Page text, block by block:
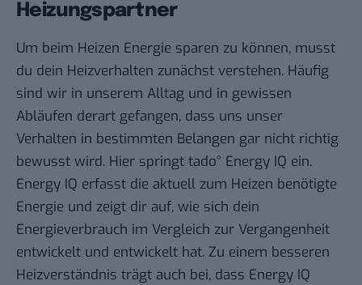
Heizungspartner
Um beim Heizen Energie sparen zu können, musst
du dein Heizverhalten zunächst verstehen. Häufig
sind wir in unserem Alltag und in gewissen
Abläufen derart gefangen, dass uns unser
Verhalten in bestimmten Belangen gar nicht richtig
bewusst wird. Hier springt tado° Energy IQ ein.
Energy IQ erfasst die aktuell zum Heizen benötigte
Energie und zeigt dir auf, wie sich dein
Energieverbrauch im Vergleich zur Vergangenheit
entwickelt und entwickelt hat. Zu einem besseren
Heizverständnis trägt auch bei, dass Energy IQ